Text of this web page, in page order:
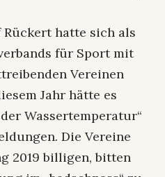
Rückert hatte sich als
für Sport mit
Vereinen
Jahr hätte es
Wassertemperatur“
Die Vereine
2019 billigen, bitten